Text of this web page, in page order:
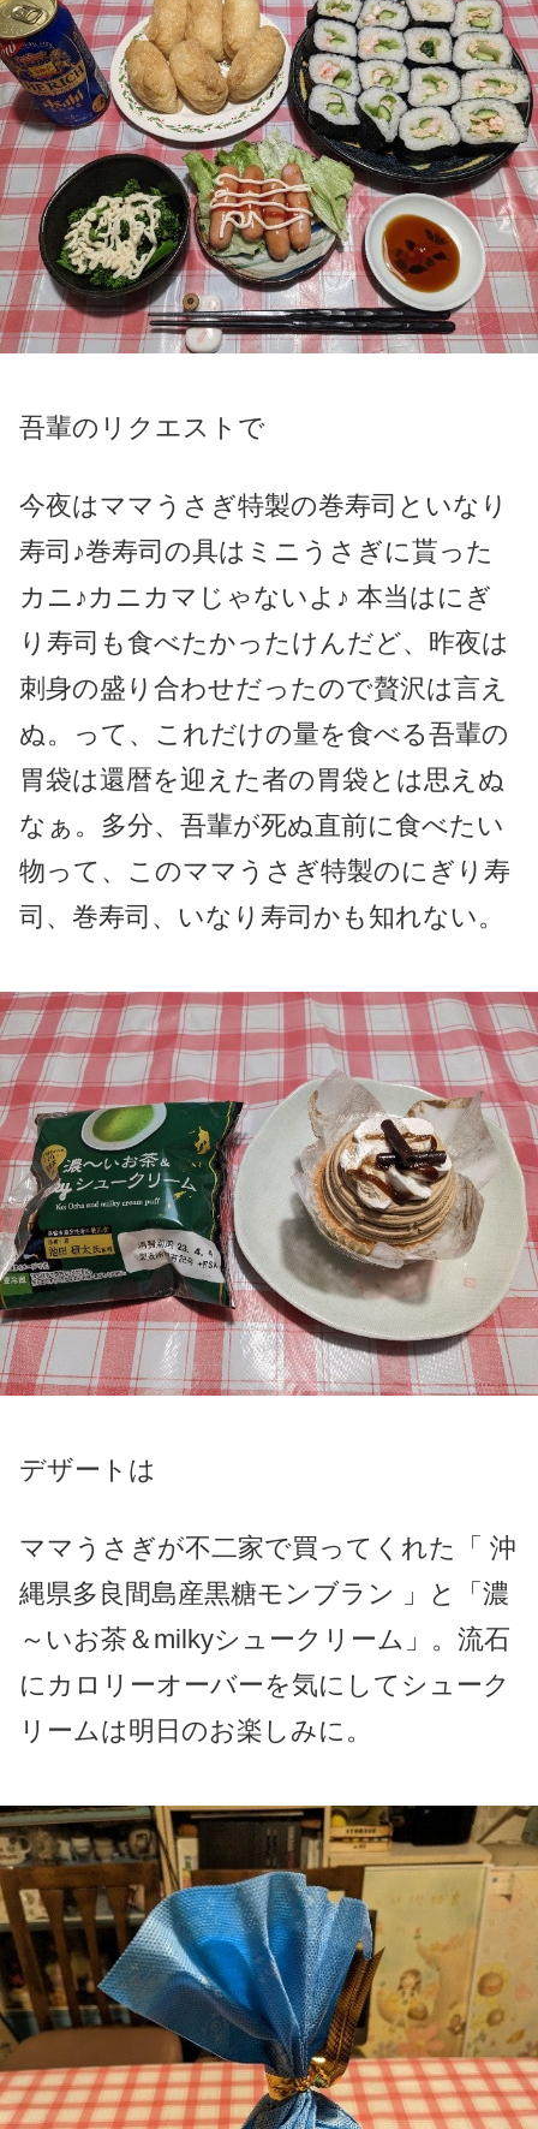
吾輩のリクエストで
今夜はママうさぎ特製の巻寿司といなり
寿司♪巻寿司の具はミニうさぎに貰った
カニ♪カニカマじゃないよ♪ 本当はにぎ
り寿司も食べたかったけんだど、昨夜は
刺身の盛り合わせだったので贅沢は言え
ぬ。って、これだけの量を食べる吾輩の
胃袋は還暦を迎えた者の胃袋とは思えぬ
なぁ。多分、吾輩が死ぬ直前に食べたい
物って、このママうさぎ特製のにぎり寿
司、巻寿司、いなり寿司かも知れない。
デザートは
ママうさぎが不二家で買ってくれた「 沖
縄県多良間島産黒糖モンブラン 」と「濃
～いお茶＆milkyシュークリーム」。流石
にカロリーオーバーを気にしてシューク
リームは明日のお楽しみに。